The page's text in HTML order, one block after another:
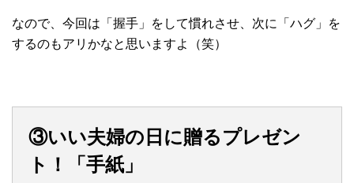
なので、今回は「握手」をして慣れさせ、次に「ハグ」を
するのもアリかなと思いますよ（笑）
③いい夫婦の日に贈るプレゼン
ト！「手紙」